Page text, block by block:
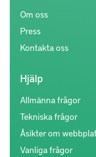
Om oss
Press
Kontakta oss
Hjälp
Allmänna frågor
Tekniska frågor
Åsikter om
Vanliga frågor